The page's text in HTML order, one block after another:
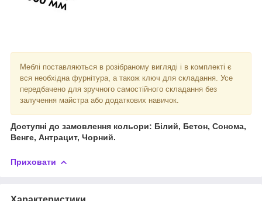
Меблі поставляються в розібраному вигляді і в комплекті є
вся необхідна фурнітура, а також ключ для складання. Усе
передбачено для зручного самостійного складання без
залучення майстра або додаткових навичок.
Доступні до замовлення кольори: Білий, Бетон, Сонома,
Венге, Антрацит, Чорний.
Приховати